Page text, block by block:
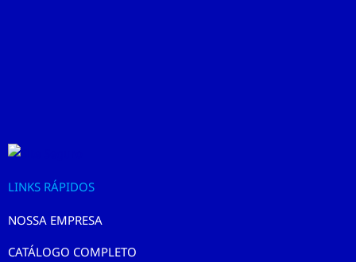
LINKS RÁPIDOS
NOSSA EMPRESA
CATÁLOGO COMPLETO